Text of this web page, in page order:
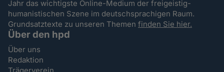
Jahr das wichtigste Online-Medium der freigeistig-
humanistischen Szene im deutschsprachigen Raum.
Grundsatztexte zu unseren Themenfinden Sie hier.
Über den hpd
Über uns
Redaktion